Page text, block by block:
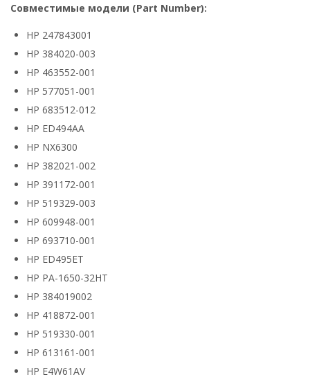
Совместимые модели (Part Number):
HP 247843001
HP 384020-003
HP 463552-001
HP 577051-001
HP 683512-012
HP ED494AA
HP NX6300
HP 382021-002
HP 391172-001
HP 519329-003
HP 609948-001
HP 693710-001
HP ED495ET
HP PA-1650-32HT
HP 384019002
HP 418872-001
HP 519330-001
HP 613161-001
HP E4W61AV